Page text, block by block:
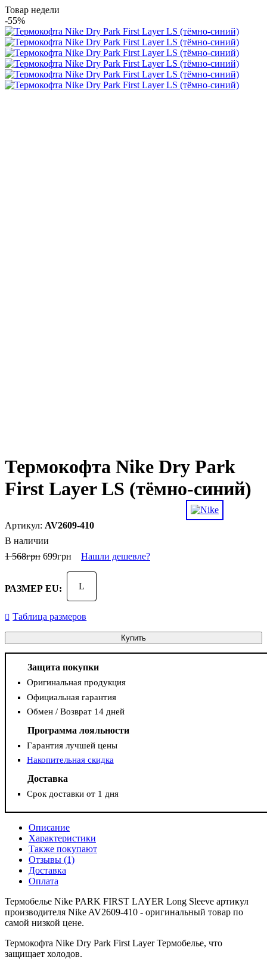
Товар недели
-55%
Термокофта Nike Dry Park
First Layer LS (тёмно-синий)
AV2609-410
В наличии
1 568грн 699грн Нашли дешевле?
РАЗМЕР EU: L
Таблица размеров
Купить
Защита покупки
Оригинальная продукция
Официальная гарантия
Обмен / Возврат 14 дней
Программа лояльности
Гарантия лучшей цены
Накопительная скидка
Доставка
Срок доставки от 1 дня
Описание
Характеристики
Также покупают
Отзывы (1)
Доставка
Оплата
Термобелье Nike PARK FIRST LAYER Long Sleeve артикул
производителя Nike AV2609-410 - оригинальный товар по
самой низкой цене.
Термокофта Nike Dry Park First Layer Термобелье, что
защищает холодов.